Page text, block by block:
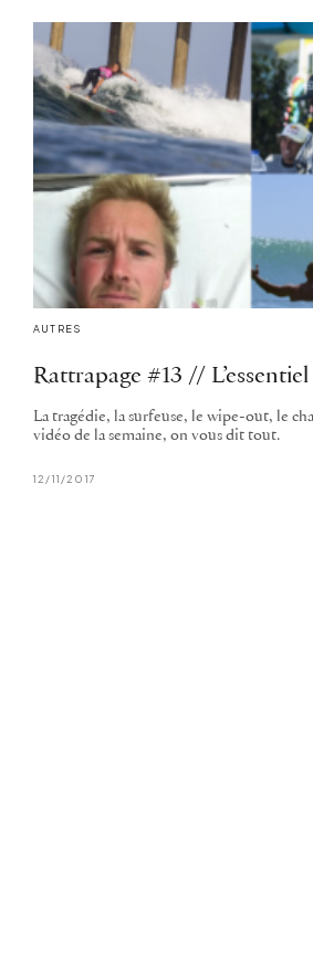
AUTRES
Rattrapage #13 //
La tragédie, la surfeuse, le wipe-out, le
vidéo de la semaine, on vous dit tout.
12/11/2017